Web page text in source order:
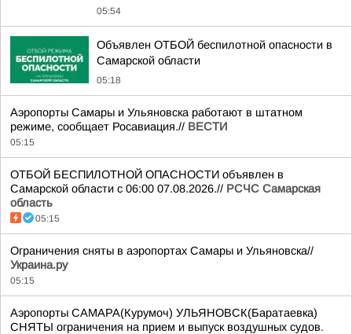
05:54
Объявлен ОТБОЙ беспилотной опасности в
Самарской области
05:18
Аэропорты Самары и Ульяновска работают в штатном
режиме, сообщает Росавиация.// ВЕСТИ
05:15
ОТБОЙ БЕСПИЛОТНОЙ ОПАСНОСТИ объявлен в
Самарской области с 06:00 07.08.2026.// РСЧС Самарская
область
05:15
Ограничения сняты в аэропортах Самары и Ульяновска//
Украина.ру
05:15
Аэропорты САМАРА(Курумоч) УЛЬЯНОВСК(Баратаевка)
СНЯТЫ ограничения на прием и выпуск воздушных судов.